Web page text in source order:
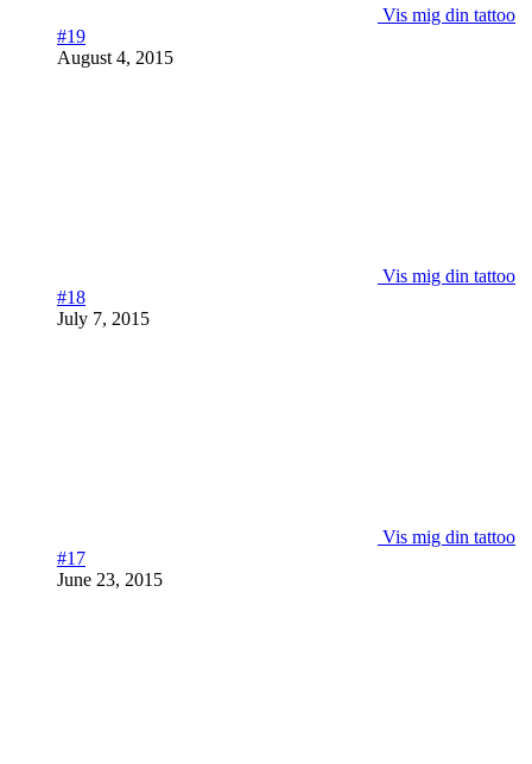
Vis mig din tattoo
#19
August 4, 2015
Vis mig din tattoo
#18
July 7, 2015
Vis mig din tattoo
#17
June 23, 2015